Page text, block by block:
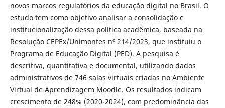
novos marcos regulatórios da educação digital no Brasil. O
estudo tem como objetivo analisar a consolidação e
institucionalização dessa política acadêmica, baseada na
Resolução CEPEx/Unimontes nº 214/2023, que instituiu o
Programa de Educação Digital (PED). A pesquisa é
descritiva, quantitativa e documental, utilizando dados
administrativos de 746 salas virtuais criadas no Ambiente
Virtual de Aprendizagem Moodle. Os resultados indicam
crescimento de 248% (2020-2024), com predominância das